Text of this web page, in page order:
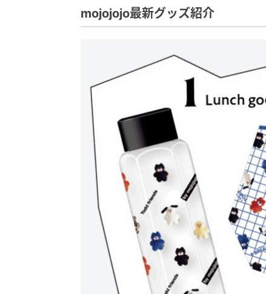
mojojojo最新グッズ紹介